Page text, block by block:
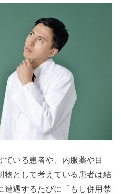
ている患者や、内服薬や目
物として考えている患者は結
遭遇するたびに「もし併用禁